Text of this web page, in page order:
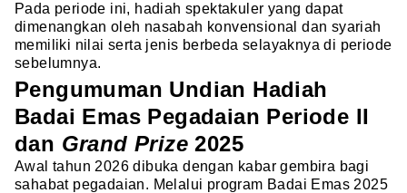
Pada periode ini, hadiah spektakuler yang dapat
dimenangkan oleh nasabah konvensional dan syariah
memiliki nilai serta jenis berbeda selayaknya di periode
sebelumnya.
Pengumuman Undian Hadiah
Badai Emas Pegadaian Periode II
dan Grand Prize 2025
Awal tahun 2026 dibuka dengan kabar gembira bagi
sahabat pegadaian. Melalui program Badai Emas 2025